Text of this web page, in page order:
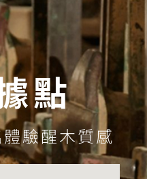
點
驗醒木質感